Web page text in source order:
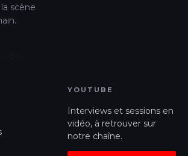
scène
YOUTUBE
Interviews et sessions en
vidéo, à retrouver sur
notre chaîne.